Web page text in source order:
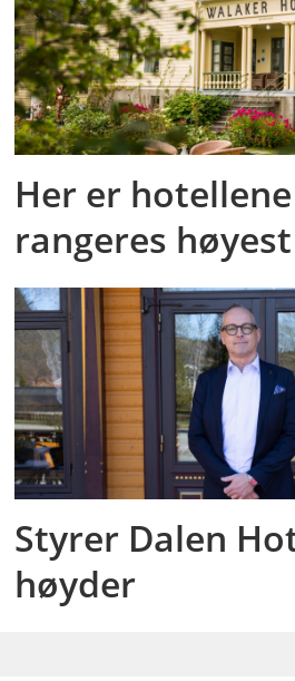
Her er
rangeres
Styrer Dalen
høyder